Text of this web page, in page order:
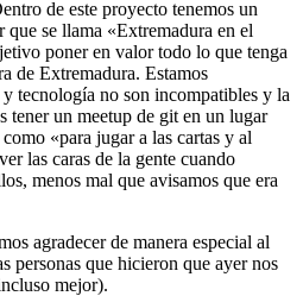
de este proyecto tenemos un
se llama «Extremadura en el
poner en valor todo lo que tenga
de Extremadura. Estamos
tecnología no son incompatibles y la
tener un meetup de git en un lugar
«para jugar a las cartas y al
las caras de la gente cuando
menos mal que avisamos que era
agradecer de manera especial al
personas que hicieron que ayer nos
mejor).